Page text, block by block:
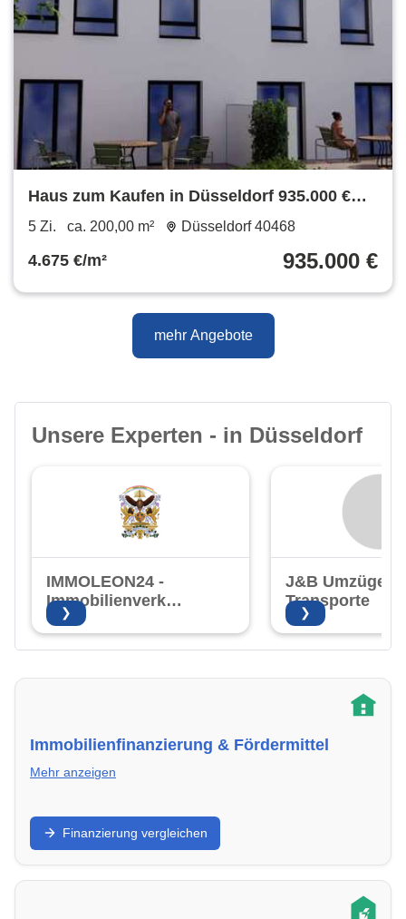
Haus zum Kaufen in Düsseldorf 935.000 €
200 m²
5 Zi. ca. 200,00 m² Düsseldorf 40468
4.675 €/m² 935.000 €
mehr Angebote
Unsere Experten - in Düsseldorf
IMMOLEON24 -
Immobilienverkauf
mit Herz!
❯
J&B Umzüge
Transporte
❯
Immobilienfinanzierung & Fördermittel
Mehr anzeigen
Finde die passende Finanzierung für dein Haus oder
deine Eigentumswohnung in in Düsseldorf.
Vergleiche Zinsen, Laufzeiten und nutze regionale
Finanzierung vergleichen